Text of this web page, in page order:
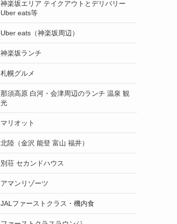
神楽坂エリア テイクアウトとデリバリー
Uber eats等
Uber eats（神楽坂周辺）
神楽坂ランチ
札幌グルメ
那須高原 白河・会津周辺のランチ 温泉 観
光
マリオット
北陸（金沢 能登 富山 福井）
別荘 セカンドハウス
アマンリゾーツ
JALファーストクラス・機内食